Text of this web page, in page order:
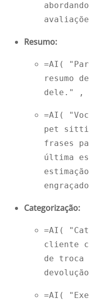
Resumo:
=AI(
resumo
dele."
,
=AI(
pet
frases
última
Categorização:
=AI(
cliente
de troca
=AI(